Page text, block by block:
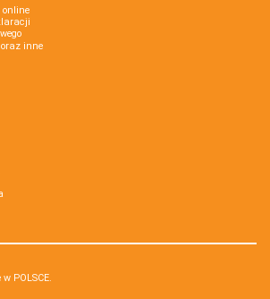
online
oraz inne
POLSCE.